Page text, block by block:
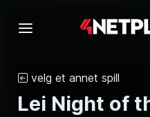
velg et annet spill
Lei Night of